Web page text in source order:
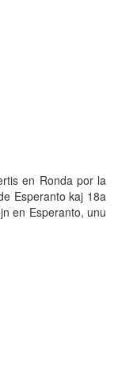
en Ronda por la
Esperanto kaj 18a
en Esperanto, unu